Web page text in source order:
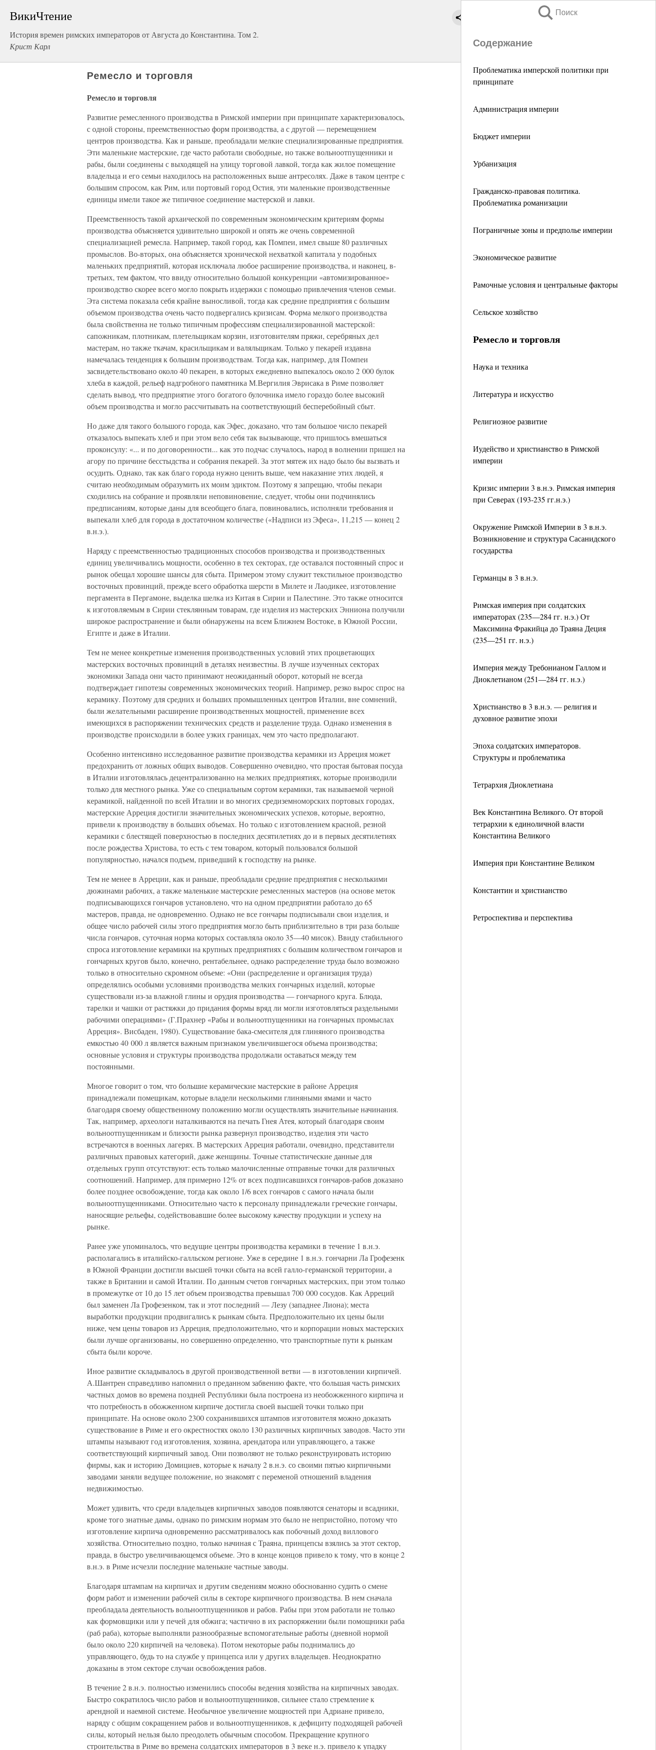
ВикиЧтение
История времен римских императоров от Августа до Константина. Том 2.
Крист Карл
Поиск
Содержание
Проблематика имперской политики при
принципате
Администрация империи
Бюджет империи
Урбанизация
Гражданско-правовая политика.
Проблематика романизации
Пограничные зоны и предполье империи
Экономическое развитие
Рамочные условия и центральные факторы
Сельское хозяйство
Ремесло и торговля
Наука и техника
Литература и искусство
Религиозное развитие
Иудейство и христианство в Римской
империи
Кризис империи 3 в.н.э. Римская империя
при Северах (193-235 гг.н.э.)
Окружение Римской Империи в 3 в.н.э.
Возникновение и структура Сасанидского
государства
Германцы в 3 в.н.э.
Римская империя при солдатских
императорах (235—284 гг. н.э.) От
Максимина Фракийца до Траяна Деция
(235—251 гг. н.э.)
Империя между Требонианом Галлом и
Диоклетианом (251—284 гг. н.э.)
Христианство в 3 в.н.э. — религия и
духовное развитие эпохи
Эпоха солдатских императоров.
Структуры и проблематика
Тетрархия Диоклетиана
Век Константина Великого. От второй
тетрархии к единоличной власти
Константина Великого
Империя при Константине Великом
Константин и христианство
Ретроспектива и перспектива
Ремесло и торговля
Ремесло и торговля
Развитие ремесленного производства в Римской империи при принципате характеризовалось,
с одной стороны, преемственностью форм производства, а с другой — перемещением
центров производства. Как и раньше, преобладали мелкие специализированные предприятия.
Эти маленькие мастерские, где часто работали свободные, но также вольноотпущенники и
рабы, были соединены с выходящей на улицу торговой лавкой, тогда как жилое помещение
владельца и его семьи находилось на расположенных выше антресолях. Даже в таком центре с
большим спросом, как Рим, или портовый город Остия, эти маленькие производственные
единицы имели такое же типичное соединение мастерской и лавки.
Преемственность такой архаической по современным экономическим критериям формы
производства объясняется удивительно широкой и опять же очень современной
специализацией ремесла. Например, такой город, как Помпеи, имел свыше 80 различных
промыслов. Во-вторых, она объясняется хронической нехваткой капитала у подобных
маленьких предприятий, которая исключала любое расширение производства, и наконец, в-
третьих, тем фактом, что ввиду относительно большой конкуренции «автомизированное»
производство скорее всего могло покрыть издержки с помощью привлечения членов семьи.
Эта система показала себя крайне выносливой, тогда как средние предприятия с большим
объемом производства очень часто подвергались кризисам. Форма мелкого производства
была свойственна не только типичным профессиям специализированной мастерской:
сапожникам, плотникам, плетельщикам корзин, изготовителям пряжи, серебряных дел
мастерам, но также ткачам, красильщикам и валяльщикам. Только у пекарей издавна
намечалась тенденция к большим производствам. Тогда как, например, для Помпеи
засвидетельствовано около 40 пекарен, в которых ежедневно выпекалось около 2 000 булок
хлеба в каждой, рельеф надгробного памятника М.Вергилия Эврисака в Риме позволяет
сделать вывод, что предприятие этого богатого булочника имело гораздо более высокий
объем производства и могло рассчитывать на соответствующий бесперебойный сбыт.
Но даже для такого большого города, как Эфес, доказано, что там большое число пекарей
отказалось выпекать хлеб и при этом вело себя так вызывающе, что пришлось вмешаться
проконсулу: «... и по договоренности... как это подчас случалось, народ в волнении пришел на
агору по причине бесстыдства и собрания пекарей. За этот мятеж их надо было бы вызвать и
осудить. Однако, так как благо города нужно ценить выше, чем наказание этих людей, я
считаю необходимым образумить их моим эдиктом. Поэтому я запрещаю, чтобы пекари
сходились на собрание и проявляли неповиновение, следует, чтобы они подчинялись
предписаниям, которые даны для всеобщего блага, повиновались, исполняли требования и
выпекали хлеб для города в достаточном количестве («Надписи из Эфеса», 11,215 — конец 2
в.н.э.).
Наряду с преемственностью традиционных способов производства и производственных
единиц увеличивались мощности, особенно в тех секторах, где оставался постоянный спрос и
рынок обещал хорошие шансы для сбыта. Примером этому служит текстильное производство
восточных провинций, прежде всего обработка шерсти в Милете и Лаодикее, изготовление
пергамента в Пергамоне, выделка шелка из Китая в Сирии и Палестине. Это также относится
к изготовляемым в Сирии стеклянным товарам, где изделия из мастерских Энниона получили
широкое распространение и были обнаружены на всем Ближнем Востоке, в Южной России,
Египте и даже в Италии.
Тем не менее конкретные изменения производственных условий этих процветающих
мастерских восточных провинций в деталях неизвестны. В лучше изученных секторах
экономики Запада они часто принимают неожиданный оборот, который не всегда
подтверждает гипотезы современных экономических теорий. Например, резко вырос спрос на
керамику. Поэтому для средних и больших промышленных центров Италии, вне сомнений,
были желательными расширение производственных мощностей, применение всех
имеющихся в распоряжении технических средств и разделение труда. Однако изменения в
производстве происходили в более узких границах, чем это часто предполагают.
Особенно интенсивно исследованное развитие производства керамики из Арреция может
предохранить от ложных общих выводов. Совершенно очевидно, что простая бытовая посуда
в Италии изготовлялась децентрализованно на мелких предприятиях, которые производили
только для местного рынка. Уже со специальным сортом керамики, так называемой черной
керамикой, найденной по всей Италии и во многих средиземноморских портовых городах,
мастерские Арреция достигли значительных экономических успехов, которые, вероятно,
привели к производству в больших объемах. Но только с изготовлением красной, резной
керамики с блестящей поверхностью в последних десятилетиях до и в первых десятилетиях
после рождества Христова, то есть с тем товаром, который пользовался большой
популярностью, начался подъем, приведший к господству на рынке.
Тем не менее в Арреции, как и раньше, преобладали средние предприятия с несколькими
дюжинами рабочих, а также маленькие мастерские ремесленных мастеров (на основе меток
подписывающихся гончаров установлено, что на одном предприятии работало до 65
мастеров, правда, не одновременно. Однако не все гончары подписывали свои изделия, и
общее число рабочей силы этого предприятия могло быть приблизительно в три раза больше
числа гончаров, суточная норма которых составляла около 35—40 мисок). Ввиду стабильного
спроса изготовление керамики на крупных предприятиях с большим количеством гончаров и
гончарных кругов было, конечно, рентабельнее, однако распределение труда было возможно
только в относительно скромном объеме: «Они (распределение и организация труда)
определялись особыми условиями производства мелких гончарных изделий, которые
существовали из-за влажной глины и орудия производства — гончарного круга. Блюда,
тарелки и чашки от растяжки до придания формы вряд ли могли изготовляться раздельными
рабочими операциями» (Г.Прахнер «Рабы и вольноотпущенники на гончарных промыслах
Арреция». Висбаден, 1980). Существование бака-смесителя для глиняного производства
емкостью 40 000 л является важным признаком увеличившегося объема производства;
основные условия и структуры производства продолжали оставаться между тем
постоянными.
Многое говорит о том, что большие керамические мастерские в районе Арреция
принадлежали помещикам, которые владели несколькими глиняными ямами и часто
благодаря своему общественному положению могли осуществлять значительные начинания.
Так, например, археологи наталкиваются на печать Гнея Атея, который благодаря своим
вольноотпущенникам и близости рынка развернул производство, изделия эти часто
встречаются в военных лагерях. В мастерских Арреция работали, очевидно, представители
различных правовых категорий, даже женщины. Точные статистические данные для
отдельных групп отсутствуют: есть только малочисленные отправные точки для различных
соотношений. Например, для примерно 12% от всех подписавшихся гончаров-рабов доказано
более позднее освобождение, тогда как около 1/6 всех гончаров с самого начала были
вольноотпущенниками. Относительно часто к персоналу принадлежали греческие гончары,
наносящие рельефы, содействовавшие более высокому качеству продукции и успеху на
рынке.
Ранее уже упоминалось, что ведущие центры производства керамики в течение 1 в.н.э.
располагались в италийско-галльском регионе. Уже в середине 1 в.н.э. гончарни Ла Грофезенк
в Южной Франции достигли высшей точки сбыта на всей галло-германской территории, а
также в Британии и самой Италии. По данным счетов гончарных мастерских, при этом только
в промежутке от 10 до 15 лет объем производства превышал 700 000 сосудов. Как Арреций
был заменен Лa Грофезенком, так и этот последний — Лезу (западнее Лиона); места
выработки продукции продвигались к рынкам сбыта. Предположительно их цены были
ниже, чем цены товаров из Арреция, предположительно, что и корпорации новых мастерских
были лучше организованы, но совершенно определенно, что транспортные пути к рынкам
сбыта были короче.
Иное развитие складывалось в другой производственной ветви — в изготовлении кирпичей.
А.Шантрен справедливо напомнил о преданном забвению факте, что большая часть римских
частных домов во времена поздней Республики была построена из необожженного кирпича и
что потребность в обожженном кирпиче достигла своей высшей точки только при
принципате. На основе около 2300 сохранившихся штампов изготовителя можно доказать
существование в Риме и его окрестностях около 130 различных кирпичных заводов. Часто эти
штампы называют год изготовления, хозяина, арендатора или управляющего, а также
соответствующий кирпичный завод. Они позволяют не только реконструировать историю
фирмы, как и историю Домициев, которые к началу 2 в.н.э. со своими пятью кирпичными
заводами заняли ведущее положение, но знакомят с переменой отношений владения
недвижимостью.
Может удивить, что среди владельцев кирпичных заводов появляются сенаторы и всадники,
кроме того знатные дамы, однако по римским нормам это было не непристойно, потому что
изготовление кирпича одновременно рассматривалось как побочный доход виллового
хозяйства. Относительно поздно, только начиная с Траяна, принцепсы взялись за этот сектор,
правда, в быстро увеличивающемся объеме. Это в конце концов привело к тому, что в конце 2
в.н.э. в Риме исчезли последние маленькие частные заводы.
Благодаря штампам на кирпичах и другим сведениям можно обоснованно судить о смене
форм работ и изменении рабочей силы в секторе кирпичного производства. В нем сначала
преобладала деятельность вольноотпущенников и рабов. Рабы при этом работали не только
как формовщики или у печей для обжига; частично в их распоряжении были помощники раба
(раб раба), которые выполняли разнообразные вспомогательные работы (дневной нормой
было около 220 кирпичей на человека). Потом некоторые рабы поднимались до
управляющего, будь то на службе у принцепса или у других владельцев. Неоднократно
доказаны в этом секторе случаи освобождения рабов.
В течение 2 в.н.э. полностью изменились способы ведения хозяйства на кирпичных заводах.
Быстро сократилось число рабов и вольноотпущенников, сильнее стало стремление к
арендной и наемной системе. Необычное увеличение мощностей при Адриане привело,
наряду с общим сокращением рабов и вольноотпущенников, к дефициту подходящей рабочей
силы, который нельзя было преодолеть обычным способом. Прекращение крупного
строительства в Риме во времена солдатских императоров в 3 веке н.э. привело к упадку